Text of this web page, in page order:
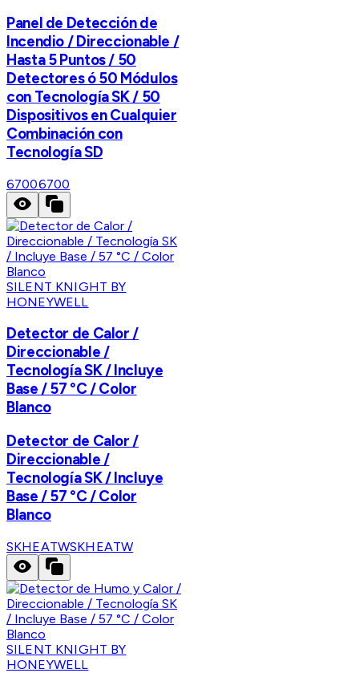
Panel de Detección de
Incendio / Direccionable /
Hasta 5 Puntos / 50
Detectores ó 50 Módulos
con Tecnología SK / 50
Dispositivos en Cualquier
Combinación con
Tecnología SD
67006700
SILENT KNIGHT BY
HONEYWELL
Detector de Calor /
Direccionable /
Tecnología SK / Incluye
Base / 57 °C / Color
Blanco
Detector de Calor /
Direccionable /
Tecnología SK / Incluye
Base / 57 °C / Color
Blanco
SKHEATWSKHEATW
SILENT KNIGHT BY
HONEYWELL